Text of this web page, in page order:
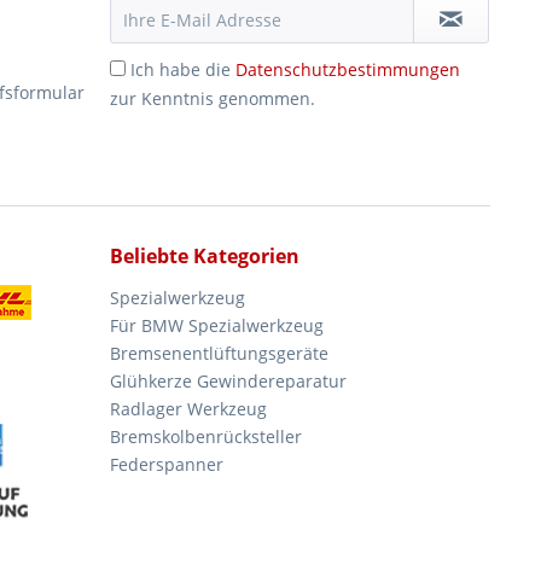
Ich habe die Datenschutzbestimmungen
zur Kenntnis genommen.
Beliebte Kategorien
Spezialwerkzeug
Für BMW Spezialwerkzeug
Bremsenentlüftungsgeräte
Glühkerze Gewindereparatur
Radlager Werkzeug
Bremskolbenrücksteller
Federspanner